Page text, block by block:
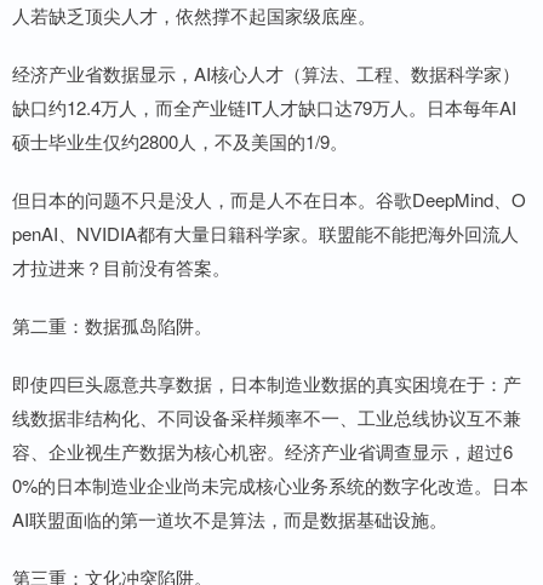
人若缺乏顶尖人才，依然撑不起国家级底座。
经济产业省数据显示，AI核心人才（算法、工程、数据科学家）
缺口约12.4万人，而全产业链IT人才缺口达79万人。日本每年AI
硕士毕业生仅约2800人，不及美国的1/9。
但日本的问题不只是没人，而是人不在日本。谷歌DeepMind、O
penAI、NVIDIA都有大量日籍科学家。联盟能不能把海外回流人
才拉进来？目前没有答案。
第二重：数据孤岛陷阱。
即使四巨头愿意共享数据，日本制造业数据的真实困境在于：产
线数据非结构化、不同设备采样频率不一、工业总线协议互不兼
容、企业视生产数据为核心机密。经济产业省调查显示，超过6
0%的日本制造业企业尚未完成核心业务系统的数字化改造。日本
AI联盟面临的第一道坎不是算法，而是数据基础设施。
第三重：文化冲突陷阱。